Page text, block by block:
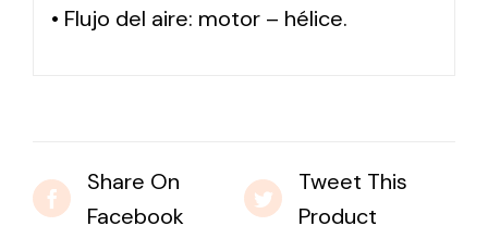
• Flujo del aire: motor – hélice.
Share On
Facebook
Tweet This
Product